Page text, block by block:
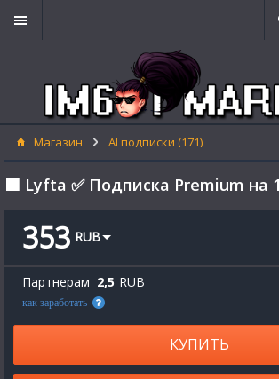
Магазин AI подписки (171)
⬛ Lyfta ✅ Подписка Premium на
353 RUB
Партнерам 2,5 RUB
как заработать
КУПИТЬ